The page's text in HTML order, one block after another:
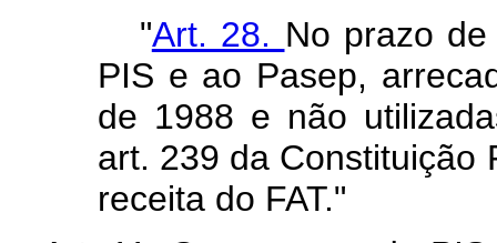
"Art. 28. No prazo
PIS e ao Pasep,
de 1988 e não
art. 239 da Constituição
receita do FAT."